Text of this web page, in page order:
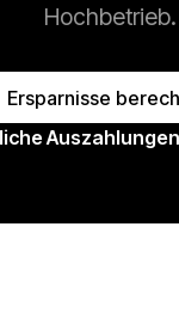
Hochbetrieb.
Ersparnisse
Auszahlungen